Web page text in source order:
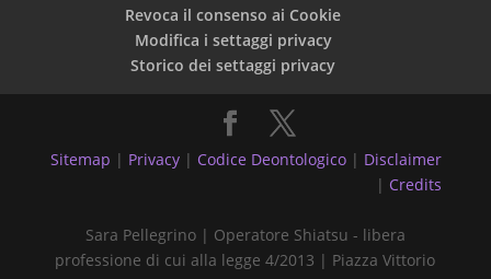
Revoca il consenso ai Cookie
Modifica i settaggi privacy
Storico dei settaggi privacy
Sitemap | Privacy | Codice Deontologico | Disclaimer
| Credits
Sara Pellegrino | Operatore Shiatsu - libera
professione di cui alla legge 4/2013 | Piazza Vittorio